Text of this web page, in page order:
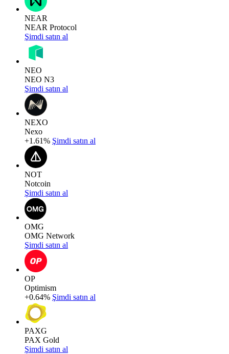
NEAR
NEAR Protocol
Şimdi satın al
NEO
NEO N3
Şimdi satın al
NEXO
Nexo
+1.61% Şimdi satın al
NOT
Notcoin
Şimdi satın al
OMG
OMG Network
Şimdi satın al
OP
Optimism
+0.64% Şimdi satın al
PAXG
PAX Gold
Şimdi satın al